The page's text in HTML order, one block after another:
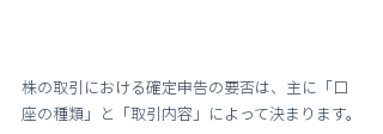
株の取引における確定申告の要否は、主に「口
座の種類」と「取引内容」によって決まります。